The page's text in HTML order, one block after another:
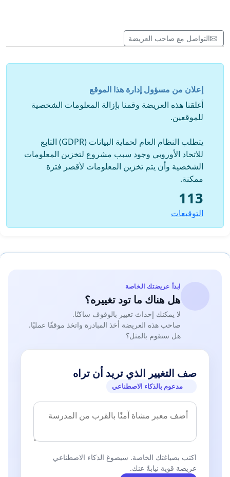
التواصل مع صاحب العريضة
إعلان من مسؤول إدارة هذا الموقع
أغلقنا هذه العريضة وقمنا بإزالة المعلومات الشخصية
للموقعين.
يتطلب النظام العام لحماية البيانات (GDPR) التابع
للاتحاد الأوروبي وجود سبب مشروع لتخزين المعلومات
الشخصية وأن يتم تخزين المعلومات لأقصر فترة
ممكنة.
113
التوقيعات
ابدأ عريضتك الخاصة
هل هناك ما تود تغييره؟
لا يمكنك إحداث تغيير بالوقوف ساكنًا.
صاحب هذه العريضة أخذ المبادرة واتخذ موقفًا عمليًا.
هل ستقوم بالمثل؟
صف التغيير الذي تريد أن تراه
مدعوم بالذكاء الاصطناعي
اكتب بصياغتك الخاصة. سيصوغ الذكاء الاصطناعي
عريضة قوية نيابةً عنك.